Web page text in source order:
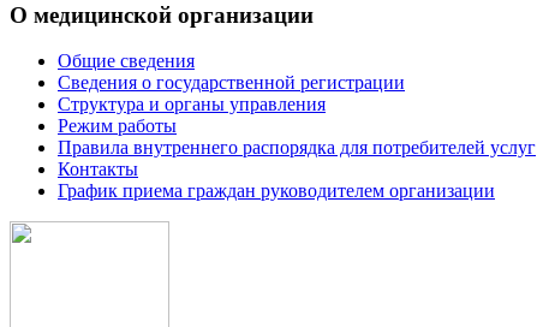
О медицинской организации
Общие сведения
Сведения о государственной регистрации
Структура и органы управления
Режим работы
Правила внутреннего распорядка для потребителей услуг
Контакты
График приема граждан руководителем организации